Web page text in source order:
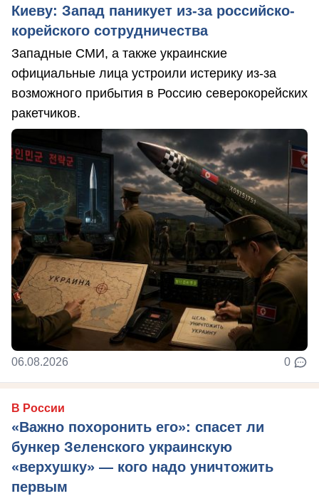
Киеву: Запад паникует из-за российско-
корейского сотрудничества
Западные СМИ, а также украинские
официальные лица устроили истерику из-за
возможного прибытия в Россию северокорейских
ракетчиков.
06.08.2026 0
В России
«Важно похоронить его»: спасет ли
бункер Зеленского украинскую
«верхушку» — кого надо уничтожить
первым